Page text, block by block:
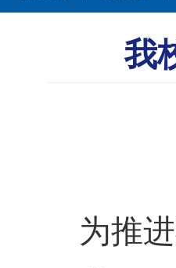
我
为推